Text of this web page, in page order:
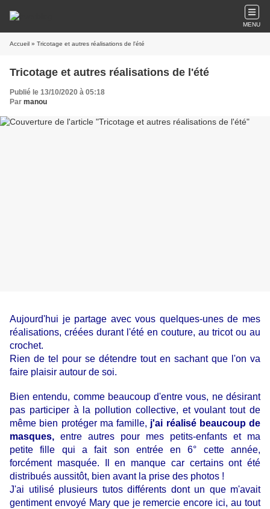
MENU
Accueil » Tricotage et autres réalisations de l'été
Tricotage et autres réalisations de l'été
Publié le 13/10/2020 à 05:18
Par manou
Aujourd'hui je partage avec vous quelques-unes de mes
réalisations, créées durant l'été en couture, au tricot ou au
crochet.
Rien de tel pour se détendre tout en sachant que l'on va
faire plaisir autour de soi.
Bien entendu, comme beaucoup d'entre vous, ne désirant
pas participer à la pollution collective, et voulant tout de
même bien protéger ma famille, j'ai réalisé beaucoup de
masques, entre autres pour mes petits-enfants et ma
petite fille qui a fait son entrée en 6° cette année,
forcément masquée. Il en manque car certains ont été
distribués aussitôt, bien avant la prise des photos !
J'ai utilisé plusieurs tutos différents dont un que m'avait
gentiment envoyé Mary que je remercie encore ici, au tout